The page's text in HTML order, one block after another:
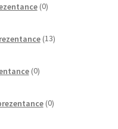
0izdelkov
13izdelkov
0izdelkov
0izdelkov